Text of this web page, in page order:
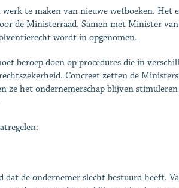
te maken van nieuwe wetboeken. Het
de Ministerraad. Samen met Minister
wordt in opgenomen.
beroep doen op procedures die in
Concreet zetten de
het ondernemerschap blijven
de ondernemer slecht bestuurd heeft.